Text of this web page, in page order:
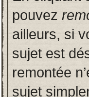
pouvez
ailleurs, si
sujet est
remontée
sujet